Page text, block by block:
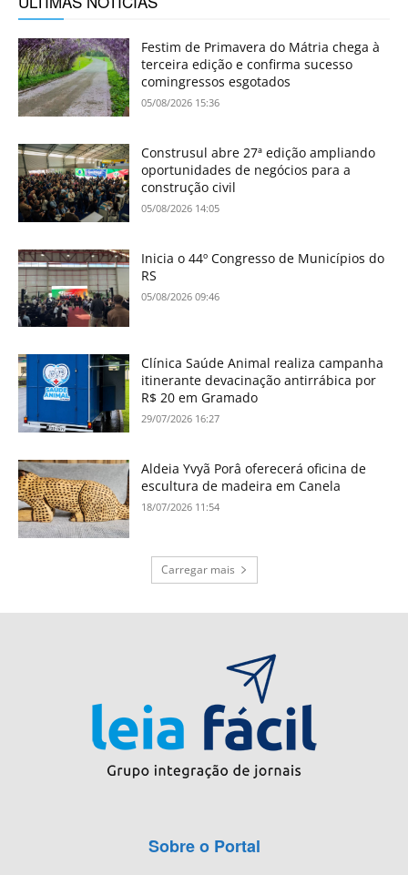
Festim de Primavera do Mátria chega à
terceira edição e confirma sucesso
comingressos esgotados
05/08/2026 15:36
Construsul abre 27ª edição ampliando
oportunidades de negócios para a
construção civil
05/08/2026 14:05
Inicia o 44º Congresso de Municípios do
RS
05/08/2026 09:46
Clínica Saúde Animal realiza campanha
itinerante devacinação antirrábica por
R$ 20 em Gramado
29/07/2026 16:27
Aldeia Yvyã Porâ oferecerá oficina de
escultura de madeira em Canela
18/07/2026 11:54
Carregar mais
Sobre o Portal